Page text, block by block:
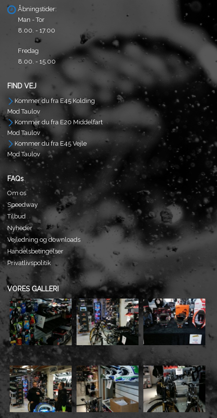
Åbningstider:
Man - Tor
8.00. - 17.00
Fredag
8.00. - 15.00
FIND VEJ
Kommer du fra E45 Kolding
Mod Taulov
Kommer du fra E20 Middelfart
Mod Taulov
Kommer du fra E45 Vejle
Mod Taulov
FAQs
Om os
Speedway
Tilbud
Nyheder
Vejledning og downloads
Handelsbetingelser
Privatlivspolitik
VORES GALLERI